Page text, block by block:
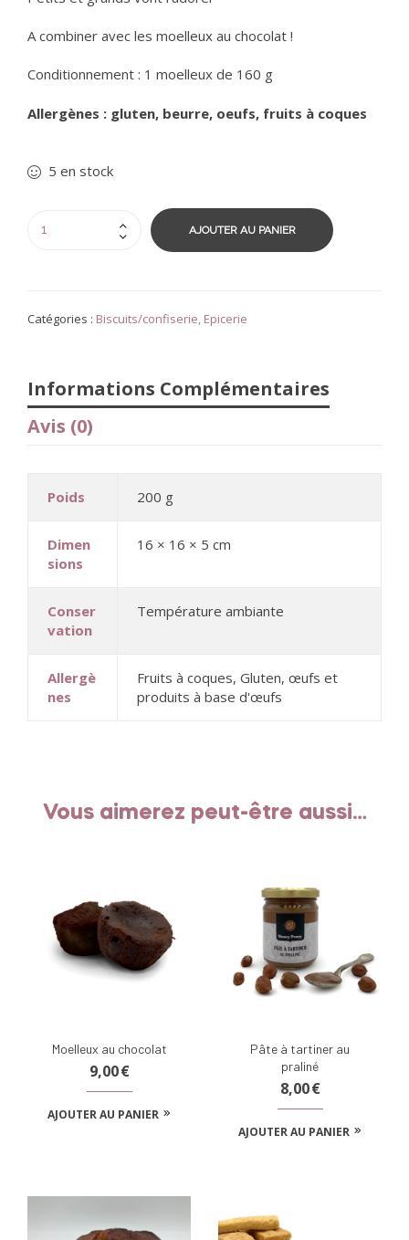
A combiner avec les moelleux au chocolat !
Conditionnement : 1 moelleux de 160 g
Allergènes : gluten, beurre, oeufs, fruits à coques
5 en stock
AJOUTER AU PANIER
Catégories : Biscuits/confiserie, Epicerie
Informations Complémentaires
Avis (0)
Poids 200 g
Dimen
sions
16 × 16 × 5 cm
Conser
vation
Température ambiante
Allergè
nes
Fruits à coques, Gluten, œufs et
produits à base d'œufs
Vous aimerez peut-être aussi…
Moelleux au chocolat
9,00€
AJOUTER AU PANIER
Pâte à tartiner au
praliné
8,00€
AJOUTER AU PANIER